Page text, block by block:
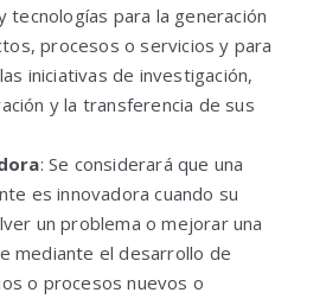
tecnologías para la generación
procesos o servicios y para
iniciativas de investigación,
y la transferencia de sus
: Se considerará que una
es innovadora cuando su
un problema o mejorar una
mediante el desarrollo de
o procesos nuevos o